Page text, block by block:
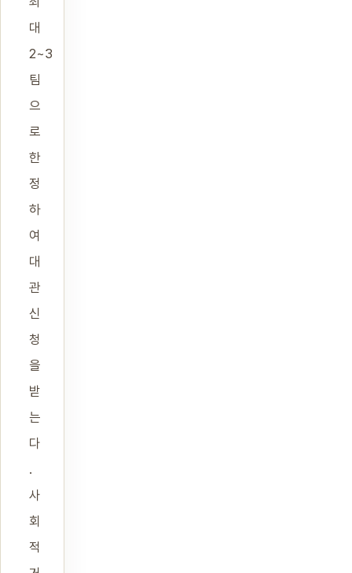
대
2~3
팀
으
로
한
정
하
여
대
관
신
청
을
받
는
다
.
사
회
적